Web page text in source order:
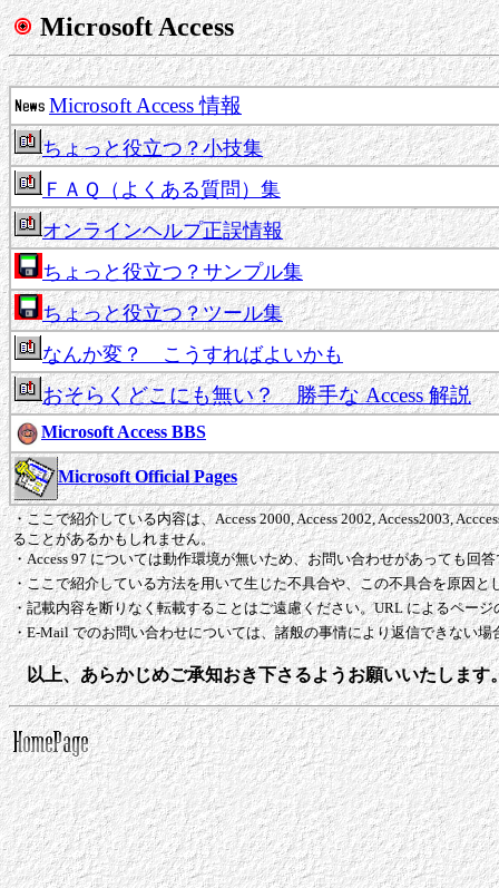
Microsoft Access
Microsoft Access 情報
ちょっと役立つ？小技集
ＦＡＱ（よくある質問）集
オンラインヘルプ正誤情報
ちょっと役立つ？サンプル集
ちょっと役立つ？ツール集
なんか変？ こうすればよいかも
おそらくどこにも無い？ 勝手な Access 解説
Microsoft Access BBS
Microsoft Official Pages
・ここで紹介している内容は、Access 2000, Access 2002, Access2003,
ることがあるかもしれません。
・Access 97 については動作環境が無いため、お問い合わせがあっても回
・ここで紹介している方法を用いて生じた不具合や、この不具合を原因
・記載内容を断りなく転載することはご遠慮ください。URL によるペー
・E-Mail でのお問い合わせについては、諸般の事情により返信できない
以上、あらかじめご承知おき下さるようお願いいたします